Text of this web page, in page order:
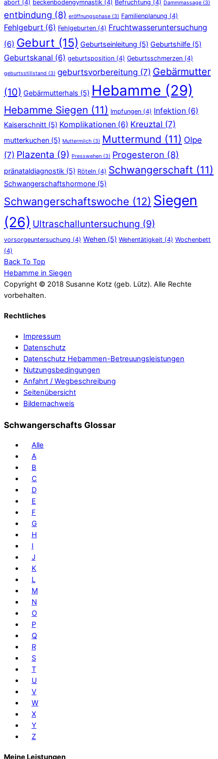
abort (4) beckenbodengymnastik (4) Befruchtung (4) Dammmassage (3)
entbindung (8) eröffnungsphase (3) Familienplanung (4)
Fehlgeburt (6) Fehlgeburten (4) Fruchtwasseruntersuchung
(6) Geburt (15) Geburtseinleitung (5) Geburtshilfe (5)
Geburtskanal (6) geburtsposition (4) Geburtsschmerzen (4)
geburtsstillstand (3) geburtsvorbereitung (7) Gebärmutter
(10) Gebärmutterhals (5) Hebamme (29)
Hebamme Siegen (11) Impfungen (4) Infektion (6)
Kaiserschnitt (5) Komplikationen (6) Kreuztal (7)
mutterkuchen (5) Muttermilch (3) Muttermund (11) Olpe
(7) Plazenta (9) Presswehen (3) Progesteron (8)
pränataldiagnostik (5) Röteln (4) Schwangerschaft (11)
Schwangerschaftshormone (5)
Schwangerschaftswoche (12) Siegen
(26) Ultraschalluntersuchung (9)
vorsorgeuntersuchung (4) Wehen (5) Wehentätigkeit (4) Wochenbett
(4)
Back To Top
Hebamme in Siegen
Copyright © 2018 Susanne Kotz (geb. Lütz). Alle Rechte
vorbehalten.
Rechtliches
Impressum
Datenschutz
Datenschutz Hebammen-Betreuungsleistungen
Nutzungsbedingungen
Anfahrt / Wegbeschreibung
Seitenübersicht
Bildernachweis
Schwangerschafts Glossar
Alle
A
B
C
D
E
F
G
H
I
J
K
L
M
N
O
P
Q
R
S
T
U
V
W
X
Y
Z
Meine Leistungen